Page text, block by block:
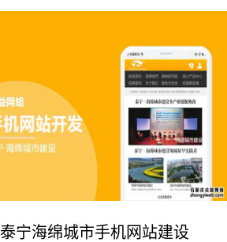
泰宁海绵城市手机网站建设